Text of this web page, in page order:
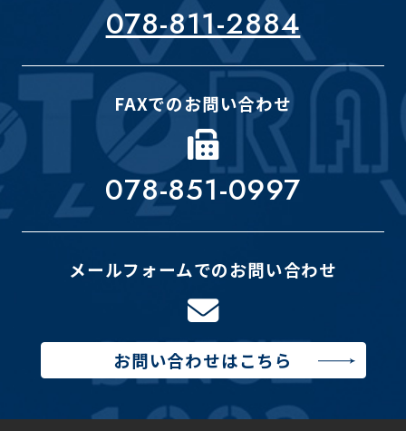
078-811-2884
FAXでのお問い合わせ
078-851-0997
メールフォームでのお問い合わせ
お問い合わせはこちら